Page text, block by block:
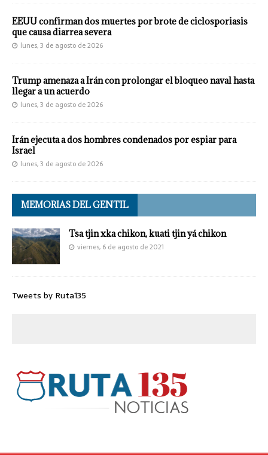
EEUU confirman dos muertes por brote de ciclosporiasis
que causa diarrea severa
lunes, 3 de agosto de 2026
Trump amenaza a Irán con prolongar el bloqueo naval hasta
llegar a un acuerdo
lunes, 3 de agosto de 2026
Irán ejecuta a dos hombres condenados por espiar para
Israel
lunes, 3 de agosto de 2026
MEMORIAS DEL GENTIL
Tsa tjin xka chikon, kuati tjin yá chikon
viernes, 6 de agosto de 2021
Tweets by Ruta135